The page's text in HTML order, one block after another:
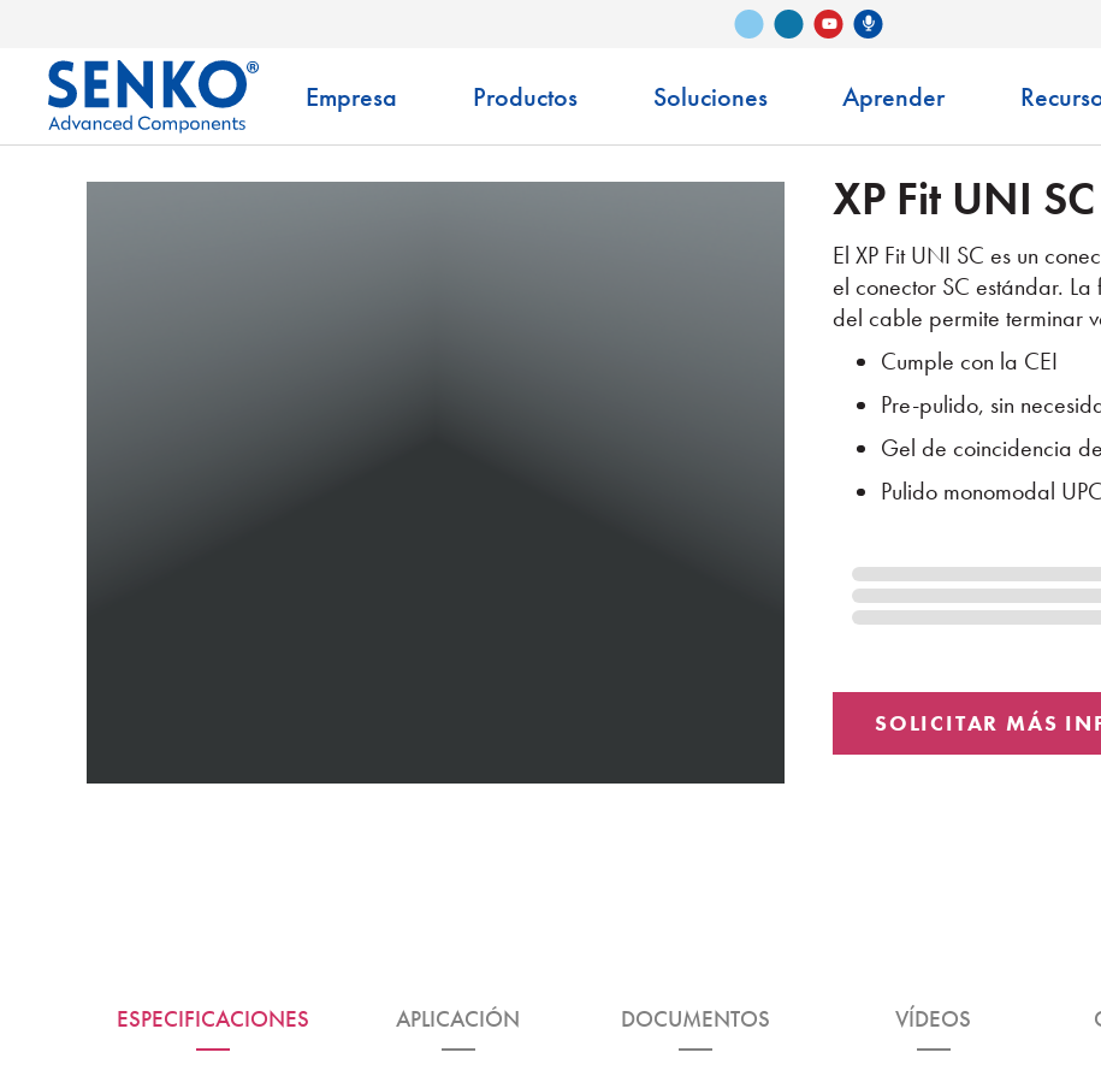
Vimeo LinkedInYouTubePodcast de Senko
Empresa Productos Soluciones Aprender
XP Fit UNI SC
El XP Fit UNI SC es un
el conector SC estándar.
del cable permite terminar
Cumple con la CEI
Pre-pulido, sin
Gel de coincidencia
Pulido monomodal
ESPECIFICACIONES APLICACIÓN DOCUMENTOS VÍDEOS